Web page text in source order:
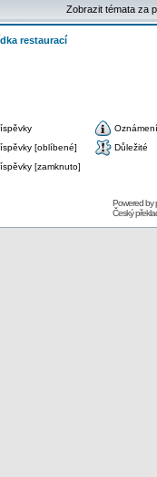
Zobrazit témata za
restaurací
Oznámení
[oblíbené]
Důležité
[zamknuto]
Powered by
Český